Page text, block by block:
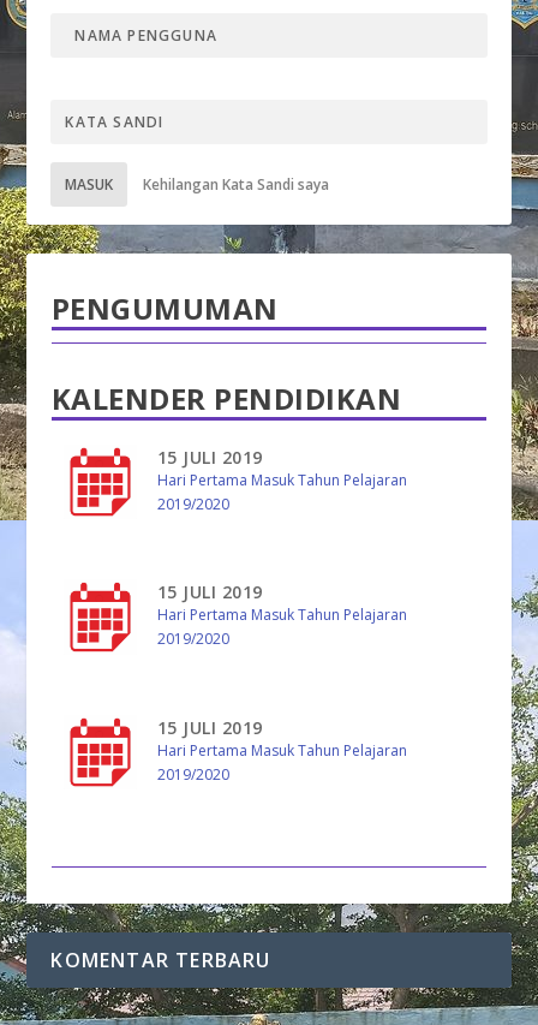
MASUK Kehilangan Kata Sandi saya
PENGUMUMAN
KALENDER PENDIDIKAN
15 JULI 2019
Hari Pertama Masuk Tahun Pelajaran
2019/2020
15 JULI 2019
Hari Pertama Masuk Tahun Pelajaran
2019/2020
15 JULI 2019
Hari Pertama Masuk Tahun Pelajaran
2019/2020
KOMENTAR TERBARU